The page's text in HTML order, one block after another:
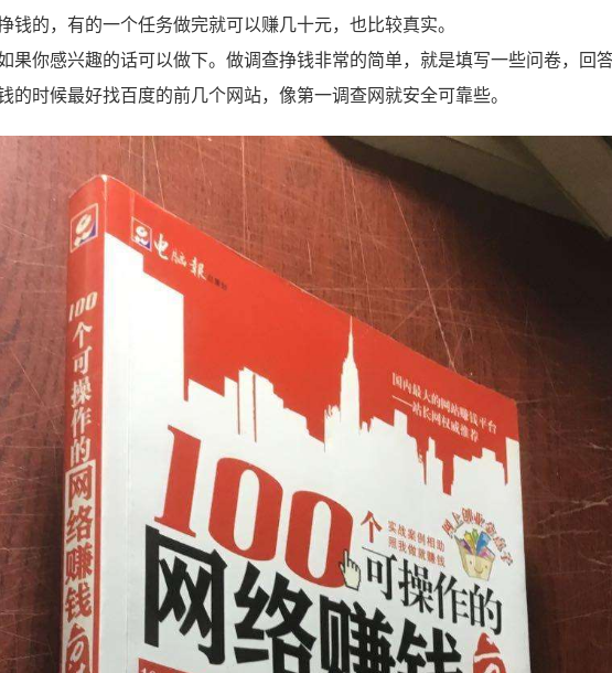
钱的，有的一个任务做完就可以赚几十元，也比较真实。
果你感兴趣的话可以做下。做调查挣钱非常的简单，就是填写一些问卷，回
的时候最好找百度的前几个网站，像第一调查网就安全可靠些。